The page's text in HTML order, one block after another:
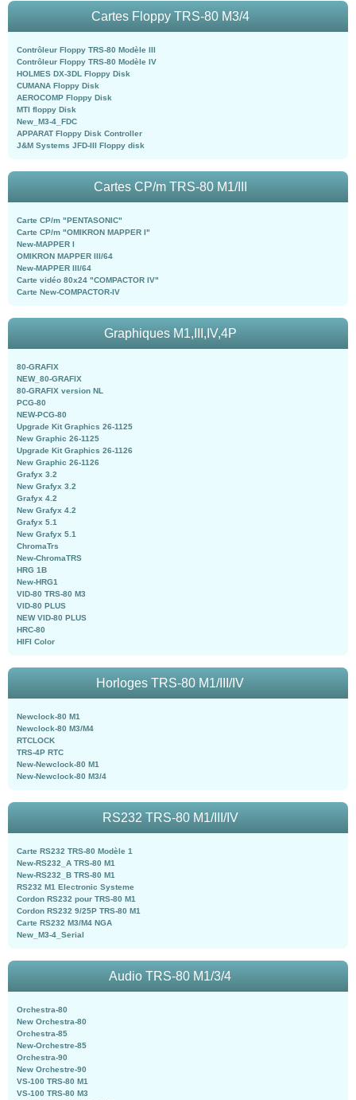
Cartes Floppy TRS-80 M3/4
Contrôleur Floppy TRS-80 Modèle III
Contrôleur Floppy TRS-80 Modèle IV
HOLMES DX-3DL Floppy Disk
CUMANA Floppy Disk
AEROCOMP Floppy Disk
MTI floppy Disk
New_M3-4_FDC
APPARAT Floppy Disk Controller
J&M Systems JFD-III Floppy disk
Cartes CP/m TRS-80 M1/III
Carte CP/m "PENTASONIC"
Carte CP/m "OMIKRON MAPPER I"
New-MAPPER I
OMIKRON MAPPER III/64
New-MAPPER III/64
Carte vidéo 80x24 "COMPACTOR IV"
Carte New-COMPACTOR-IV
Graphiques M1,III,IV,4P
80-GRAFIX
NEW_80-GRAFIX
80-GRAFIX version NL
PCG-80
NEW-PCG-80
Upgrade Kit Graphics 26-1125
New Graphic 26-1125
Upgrade Kit Graphics 26-1126
New Graphic 26-1126
Grafyx 3.2
New Grafyx 3.2
Grafyx 4.2
New Grafyx 4.2
Grafyx 5.1
New Grafyx 5.1
ChromaTrs
New-ChromaTRS
HRG 1B
New-HRG1
VID-80 TRS-80 M3
VID-80 PLUS
NEW VID-80 PLUS
HRC-80
HIFI Color
Horloges TRS-80 M1/III/IV
Newclock-80 M1
Newclock-80 M3/M4
RTCLOCK
TRS-4P RTC
New-Newclock-80 M1
New-Newclock-80 M3/4
RS232 TRS-80 M1/III/IV
Carte RS232 TRS-80 Modèle 1
New-RS232_A TRS-80 M1
New-RS232_B TRS-80 M1
RS232 M1 Electronic Systeme
Cordon RS232 pour TRS-80 M1
Cordon RS232 9/25P TRS-80 M1
Carte RS232 M3/M4 NGA
New_M3-4_Serial
Audio TRS-80 M1/3/4
Orchestra-80
New Orchestra-80
Orchestra-85
New-Orchestre-85
Orchestra-90
New Orchestre-90
VS-100 TRS-80 M1
VS-100 TRS-80 M3